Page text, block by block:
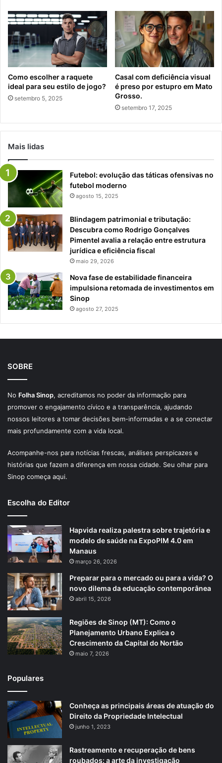
Como escolher a raquete
ideal para seu estilo de jogo?
setembro 5, 2025
Casal com deficiência visual
é preso por estupro em Mato
Grosso.
setembro 17, 2025
Mais lidas
Futebol: evolução das táticas ofensivas no
futebol moderno
agosto 15, 2025
Blindagem patrimonial e tributação:
Descubra como Rodrigo Gonçalves
Pimentel avalia a relação entre estrutura
jurídica e eficiência fiscal
maio 29, 2026
Nova fase de estabilidade financeira
impulsiona retomada de investimentos em
Sinop
agosto 27, 2025
SOBRE
No Folha Sinop, acreditamos no poder da informação para
promover o engajamento cívico e a transparência, ajudando
nossos leitores a tomar decisões bem-informadas e a se conectar
mais profundamente com a vida local.
Acompanhe-nos para notícias frescas, análises perspicazes e
histórias que fazem a diferença em nossa cidade. Seu olhar para
Sinop começa aqui.
Escolha do Editor
Hapvida realiza palestra sobre trajetória e
modelo de saúde na ExpoPIM 4.0 em
Manaus
março 26, 2026
Preparar para o mercado ou para a vida? O
novo dilema da educação contemporânea
abril 15, 2026
Regiões de Sinop (MT): Como o
Planejamento Urbano Explica o
Crescimento da Capital do Nortão
maio 7, 2026
Populares
Conheça as principais áreas de atuação do
Direito da Propriedade Intelectual
junho 1, 2023
Rastreamento e recuperação de bens
roubados: a arte da investigação